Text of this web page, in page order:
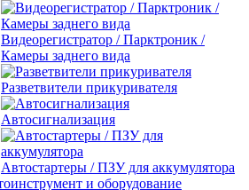
Видеорегистратор / Парктроник /
Камеры заднего вида
Разветвители прикуривателя
Автосигнализация
Автостартеры / ПЗУ для аккумулятора